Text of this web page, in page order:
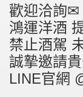
歡迎洽詢✉
鴻運洋酒
禁止酒駕
誠摯邀請
LINE官網